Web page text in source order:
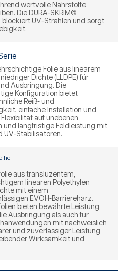
wertvolle Nährstoffe
Die DURA-SKRIM®
UV-Strahlen und sorgt
Folie aus linearem
Dichte (LLDPE) für
Ausbringung. Die
Konfiguration bietet
Reiß- und
einfache Installation und
auf unebenen
und langfristige Feldleistung mit
UV-Stabilisatoren.
aus transluzentem,
linearen Polyethylen
mit einem
EVOH-Barriereharz.
bieten bewährte Leistung
Ausbringung als auch für
mit nachweislich
und zuverlässiger Leistung
Wirksamkeit und